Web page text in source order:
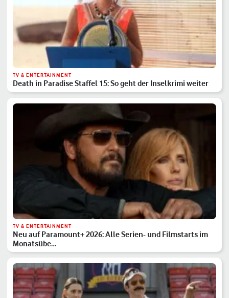
TV & ENTERTAINMENT
Death in Paradise Staffel 15: So geht der Inselkrimi weiter
TV & ENTERTAINMENT
Neu auf Paramount+ 2026: Alle Serien- und Filmstarts im
Monatsübe…